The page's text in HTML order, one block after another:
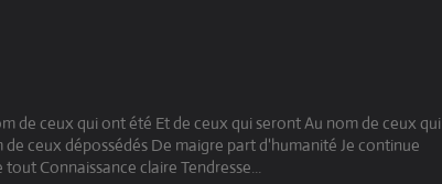
de ceux qui ont été Et de ceux qui seront Au nom de ceux qui
de ceux dépossédés De maigre part d'humanité Je continue
Connaissance claire Tendresse...